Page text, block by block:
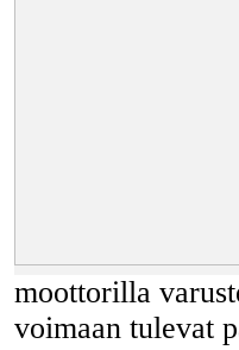
moottorilla
voimaan tulevat